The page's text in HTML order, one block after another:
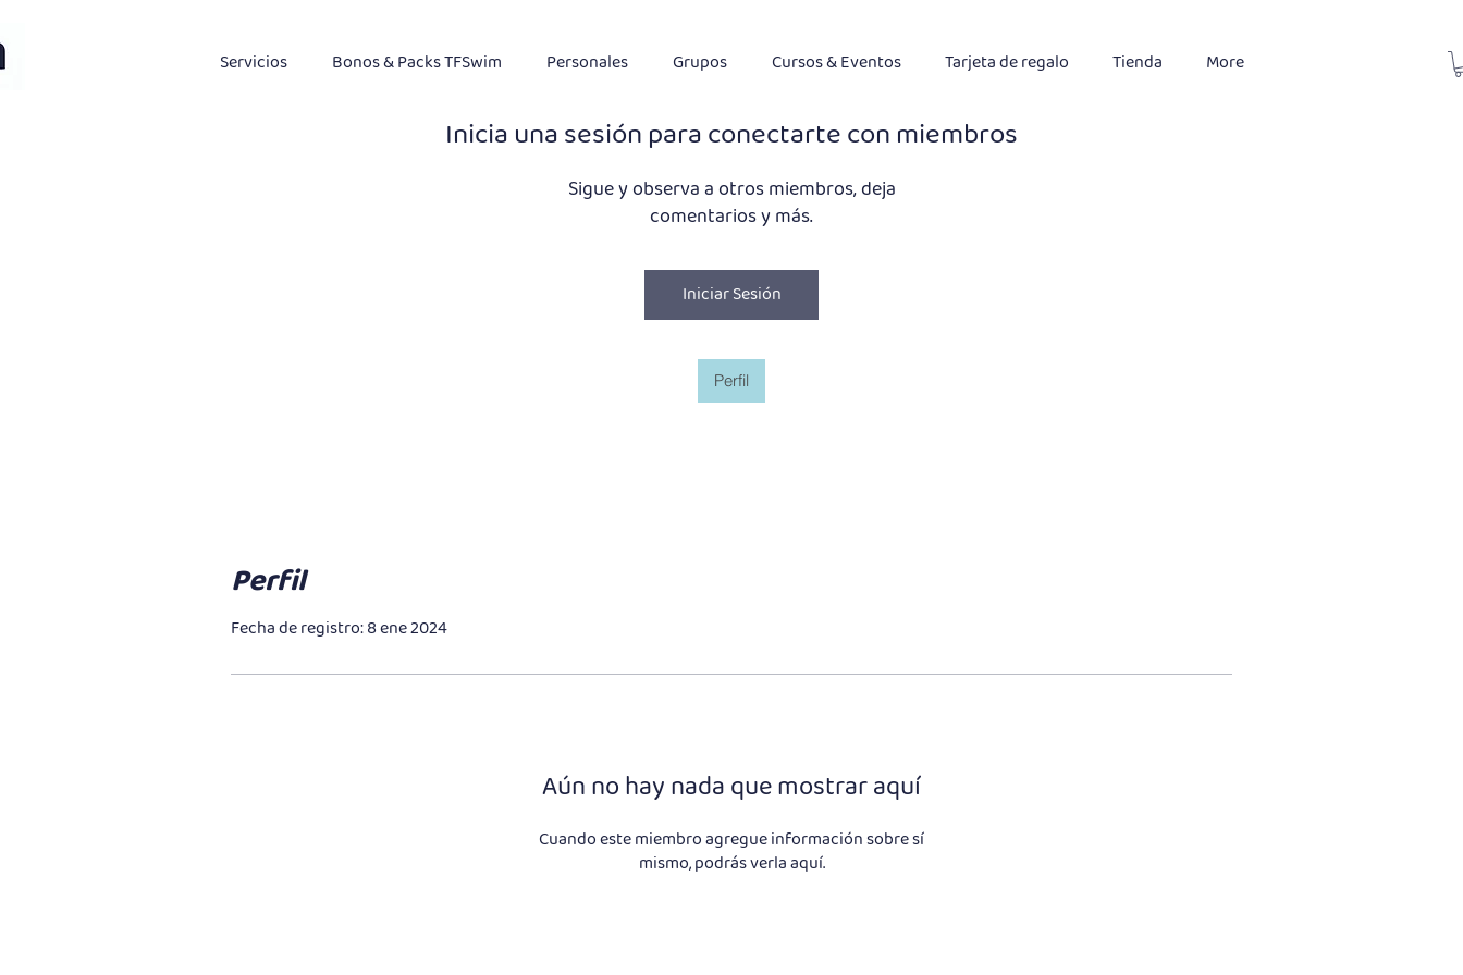
Servicios Bonos & Packs TFSwim Personales Grupos Cursos & Eventos Tarjeta de regalo Tienda More
Perfil
Fecha de registro: 8 ene 2024
Aún no hay nada que mostrar aquí
Cuando este miembro agregue información sobre sí
mismo, podrás verla aquí.
Inicia una sesión para conectarte con miembros
Sigue y observa a otros miembros, deja
comentarios y más.
Iniciar Sesión
Perfil